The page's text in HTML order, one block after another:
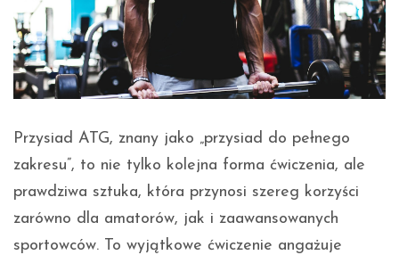
Przysiad ATG, znany jako „przysiad do pełnego
zakresu”, to nie tylko kolejna forma ćwiczenia, ale
prawdziwa sztuka, która przynosi szereg korzyści
zarówno dla amatorów, jak i zaawansowanych
sportowców. To wyjątkowe ćwiczenie angażuje